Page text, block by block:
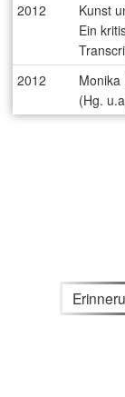
2012
Kunst
Ein
2012
Monika
(Hg.